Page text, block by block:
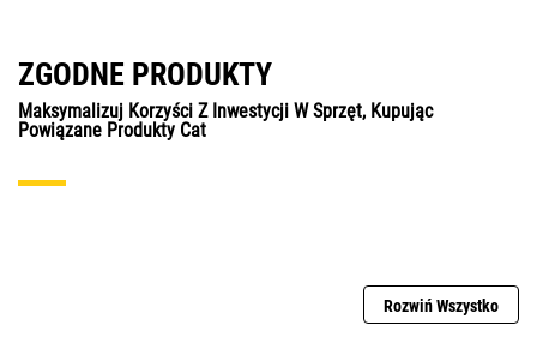
ZGODNE PRODUKTY
Maksymalizuj Korzyści Z Inwestycji W Sprzęt, Kupując
Powiązane Produkty Cat
Rozwiń Wszystko